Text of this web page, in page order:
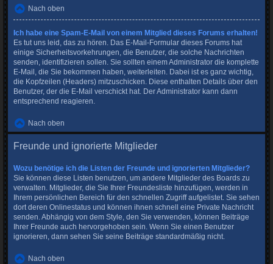
Nach oben
Ich habe eine Spam-E-Mail von einem Mitglied dieses Forums erhalten!
Es tut uns leid, das zu hören. Das E-Mail-Formular dieses Forums hat
einige Sicherheitsvorkehrungen, die Benutzer, die solche Nachrichten
senden, identifizieren sollen. Sie sollten einem Administrator die komplette
E-Mail, die Sie bekommen haben, weiterleiten. Dabei ist es ganz wichtig,
die Kopfzeilen (Headers) mitzuschicken. Diese enthalten Details über den
Benutzer, der die E-Mail verschickt hat. Der Administrator kann dann
entsprechend reagieren.
Nach oben
Freunde und ignorierte Mitglieder
Wozu benötige ich die Listen der Freunde und ignorierten Mitglieder?
Sie können diese Listen benutzen, um andere Mitglieder des Boards zu
verwalten. Mitglieder, die Sie Ihrer Freundesliste hinzufügen, werden in
Ihrem persönlichen Bereich für den schnellen Zugriff aufgelistet. Sie sehen
dort deren Onlinestatus und können ihnen schnell eine Private Nachricht
senden. Abhängig von dem Style, den Sie verwenden, können Beiträge
Ihrer Freunde auch hervorgehoben sein. Wenn Sie einen Benutzer
ignorieren, dann sehen Sie seine Beiträge standardmäßig nicht.
Nach oben